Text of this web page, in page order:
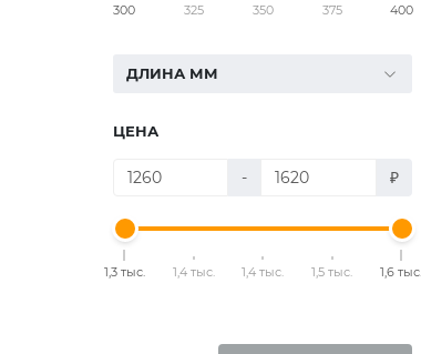
300 325 350 375 400
ДЛИНА ММ
ЦЕНА
- ₽
1,3 тыс. 1,4 тыс. 1,4 тыс. 1,5 тыс. 1,6 тыс.